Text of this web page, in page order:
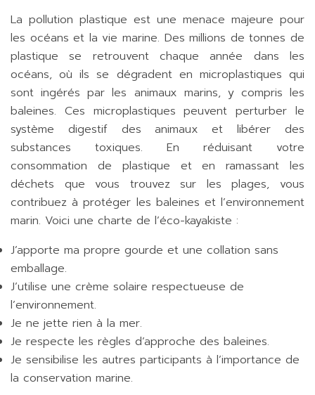
La pollution plastique est une menace majeure pour
les océans et la vie marine. Des millions de tonnes de
plastique se retrouvent chaque année dans les
océans, où ils se dégradent en microplastiques qui
sont ingérés par les animaux marins, y compris les
baleines. Ces microplastiques peuvent perturber le
système digestif des animaux et libérer des
substances toxiques. En réduisant votre
consommation de plastique et en ramassant les
déchets que vous trouvez sur les plages, vous
contribuez à protéger les baleines et l’environnement
marin. Voici une charte de l’éco-kayakiste :
J’apporte ma propre gourde et une collation sans
emballage.
J’utilise une crème solaire respectueuse de
l’environnement.
Je ne jette rien à la mer.
Je respecte les règles d’approche des baleines.
Je sensibilise les autres participants à l’importance de
la conservation marine.